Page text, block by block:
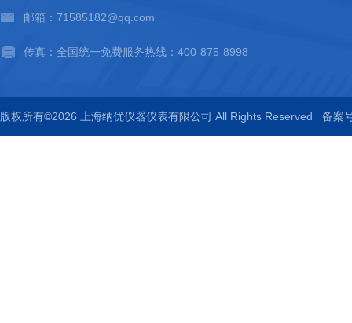
邮箱：71585182@qq.com
传真：全国统一免费服务热线：400-875-8998
版权所有©2026 上海纳优仪器仪表有限公司 All Rights Reserved 备案